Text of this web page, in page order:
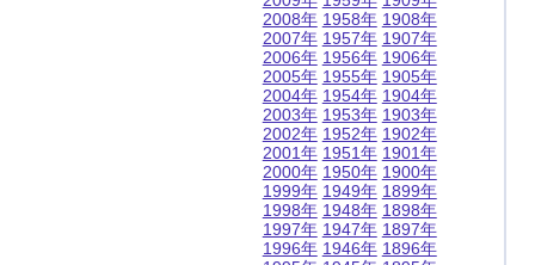
2008年
2007年
2006年
2005年
2004年
2003年
2002年
2001年
2000年
1999年
1998年
1997年
1996年
1958年
1957年
1956年
1955年
1954年
1953年
1952年
1951年
1950年
1949年
1948年
1947年
1946年
1908年
1907年
1906年
1905年
1904年
1903年
1902年
1901年
1900年
1899年
1898年
1897年
1896年